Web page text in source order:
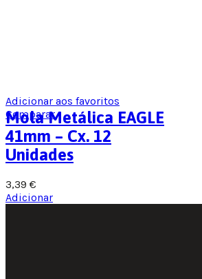
Adicionar aos favoritos
Comparar
Mola Metálica EAGLE
41mm – Cx. 12
Unidades
3,39 €
Adicionar